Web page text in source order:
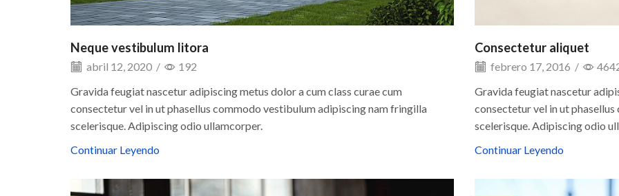
Neque vestibulum litora
abril 12, 2020 /
192
Gravida feugiat nascetur adipiscing metus dolor a cum class curae cum
consectetur vel in ut phasellus commodo vestibulum adipiscing nam fringilla
scelerisque. Adipiscing odio ullamcorper.
Continuar Leyendo
Consectetur aliquet
febrero 17, 2016 /
Gravida feugiat nascetur
consectetur vel in ut
scelerisque. Adipiscing odio
Continuar Leyendo